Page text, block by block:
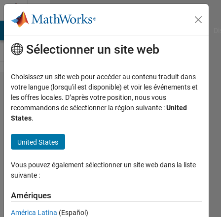
Passer au contenu
Problem
2917.
Matlab
Basics II
Intervals
Majeed
331
Sélectionner un site web
Choisissez un site web pour accéder au contenu traduit dans
votre langue (lorsqu'il est disponible) et voir les événements et
les offres locales. D’après votre position, nous vous
recommandons de sélectionner la région suivante :United
States.
United States
Vous pouvez également sélectionner un site web dans la liste
suivante :
Amériques
América Latina (Español)